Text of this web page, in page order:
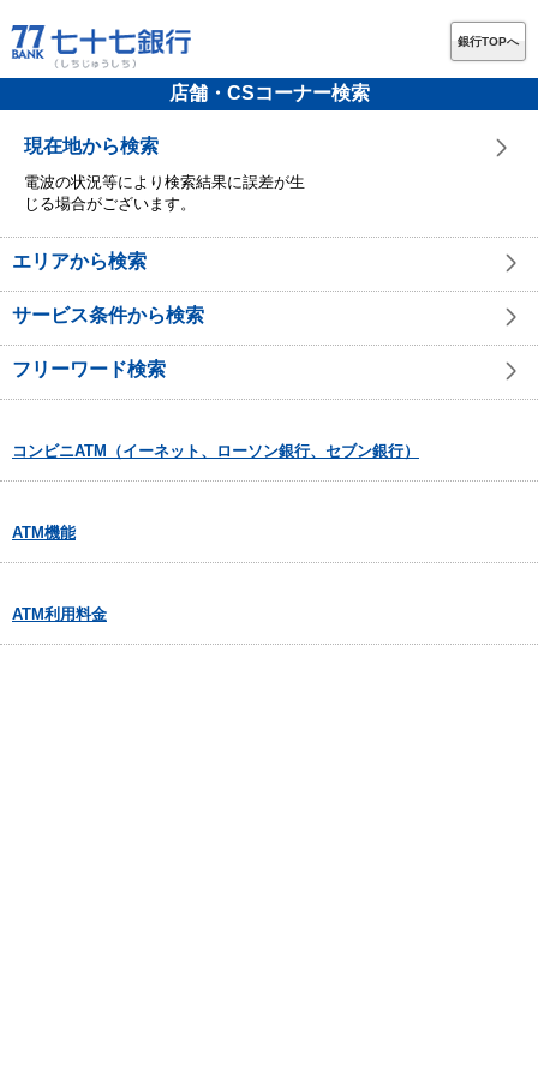
銀行TOPへ
店舗・CSコーナー検索
現在地から検索
電波の状況等により検索結果に誤差が生
じる場合がございます。
エリアから検索
サービス条件から検索
フリーワード検索
コンビニATM（イーネット、ローソン銀行、セブン銀行）
ATM機能
ATM利用料金